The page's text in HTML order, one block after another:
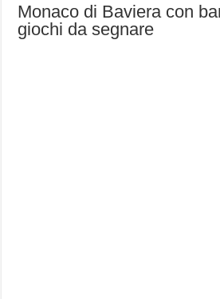
Monaco di Baviera con
giochi da segnare